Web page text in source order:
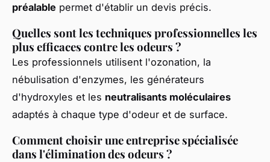
préalable permet d'établir un devis précis.
Quelles sont les techniques professionnelles les
plus efficaces contre les odeurs ?
Les professionnels utilisent l'ozonation, la
nébulisation d'enzymes, les générateurs
d'hydroxyles et les neutralisants moléculaires
adaptés à chaque type d'odeur et de surface.
Comment choisir une entreprise spécialisée
dans l'élimination des odeurs ?